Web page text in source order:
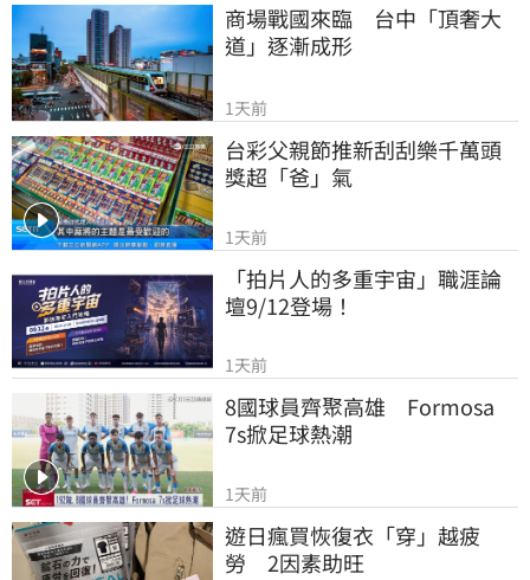
商場戰國來臨　台中「頂奢大
道」逐漸成形
1天前
台彩父親節推新刮刮樂千萬頭
獎超「爸」氣
1天前
「拍片人的多重宇宙」職涯論
壇9/12登場！
1天前
8國球員齊聚高雄　Formosa
7s掀足球熱潮
1天前
遊日瘋買恢復衣「穿」越疲
勞　2因素助旺